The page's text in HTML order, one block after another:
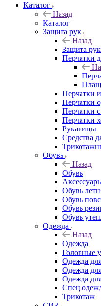
Каталог
Назад
Каталог
Защита рук
Назад
Защита рук
Перчатки
Перчатки
Перчатки
Перчатки
Перчатки
Рукавицы
Средства
Обувь
Назад
Обувь
Обувь
Обувь
Обувь
Обувь
Одежда
Назад
Одежда
Головные
Одежда
Одежда
Одежда
Трикотаж